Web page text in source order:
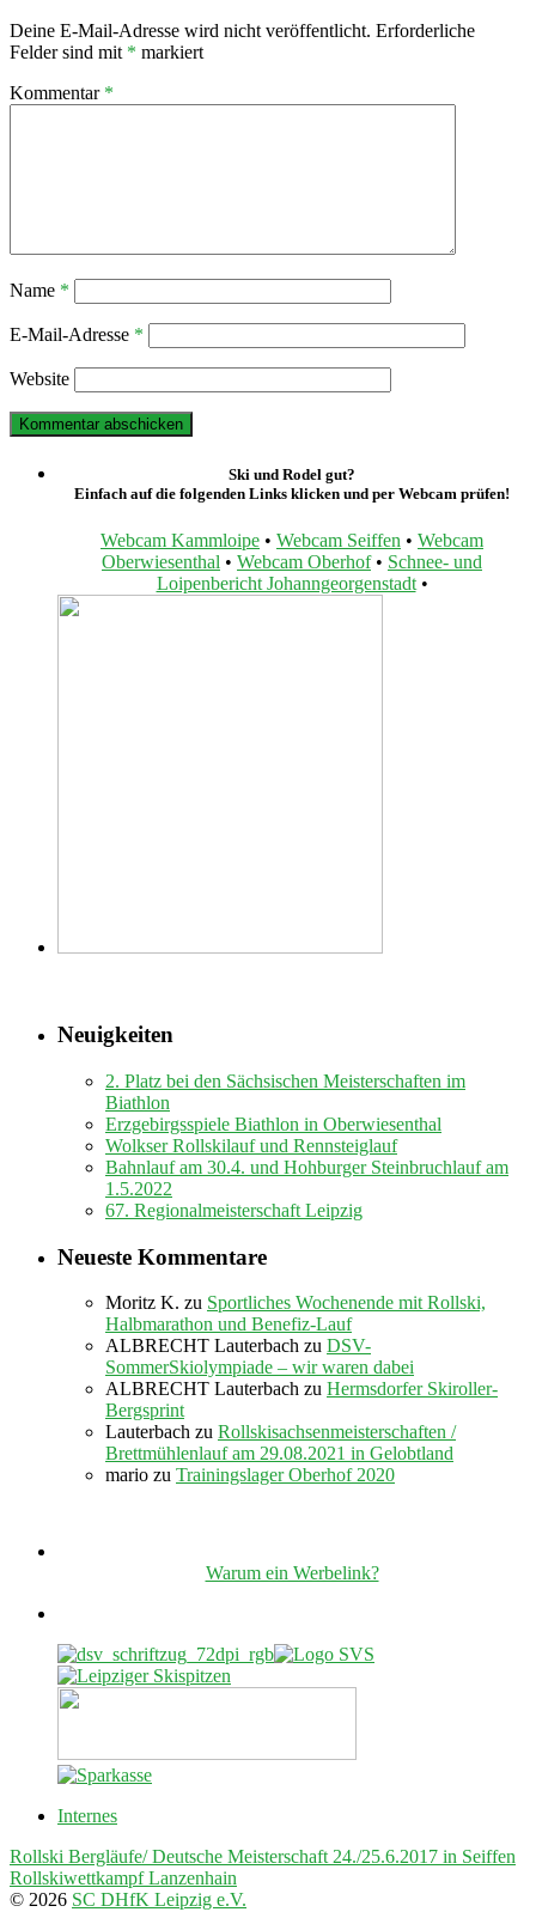
Deine E-Mail-Adresse wird nicht veröffentlicht. Erforderliche
Felder sind mit * markiert
Kommentar *
Name *
E-Mail-Adresse *
Website
Ski und Rodel gut?
Einfach auf die folgenden Links klicken und per Webcam prüfen!
Webcam Kammloipe • Webcam Seiffen • Webcam
Oberwiesenthal • Webcam Oberhof• Schnee- und
Loipenbericht Johanngeorgenstadt•
Neuigkeiten
2. Platz bei den Sächsischen Meisterschaften im
Biathlon
Erzgebirgsspiele Biathlon in Oberwiesenthal
Wolkser Rollskilauf und Rennsteiglauf
Bahnlauf am 30.4. und Hohburger Steinbruchlauf am
1.5.2022
67. Regionalmeisterschaft Leipzig
Neueste Kommentare
Moritz K. zu Sportliches Wochenende mit Rollski,
Halbmarathon und Benefiz-Lauf
ALBRECHT Lauterbach zu DSV-
SommerSkiolympiade – wir waren dabei
ALBRECHT Lauterbach zu Hermsdorfer Skiroller-
Bergsprint
Lauterbach zu Rollskisachsenmeisterschaften /
Brettmühlenlauf am 29.08.2021 in Gelobtland
mario zu Trainingslager Oberhof 2020
Warum ein Werbelink?
Internes
Rollski Bergläufe/ Deutsche Meisterschaft 24./25.6.2017 in Seiffen
Rollskiwettkampf Lanzenhain
© 2026 SC DHfK Leipzig e.V.